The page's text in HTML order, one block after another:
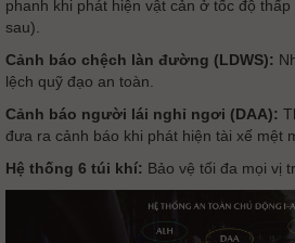
phanh khi phát hiện vật cản ở tốc độ
sau).
Cảnh báo chệch làn đường (LDWS):
lệch quỹ đạo an toàn.
Cảnh báo người lái nghỉ ngơi (DAA):
đưa ra cảnh báo khi phát hiện tài xế mệt
Hệ thống 6 túi khí: Bảo vệ tối đa mọi vị